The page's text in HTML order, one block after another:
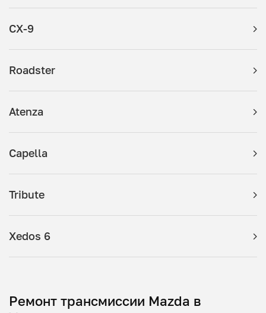
CX-9
Roadster
Atenza
Capella
Tribute
Xedos 6
Ремонт трансмиссии Mazda в